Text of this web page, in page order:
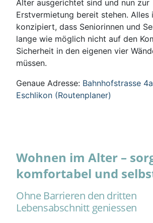
Alter ausgerichtet sind und nun zur
Erstvermietung bereit stehen. Alles
konzipiert, dass Seniorinnen und
lange wie möglich nicht auf den
Sicherheit in den eigenen vier
müssen.
Genaue Adresse: Bahnhofstrasse
Eschlikon (Routenplaner)
Wohnen im Alter –
komfortabel und
Ohne Barrieren den dritten
Lebensabschnitt geniessen